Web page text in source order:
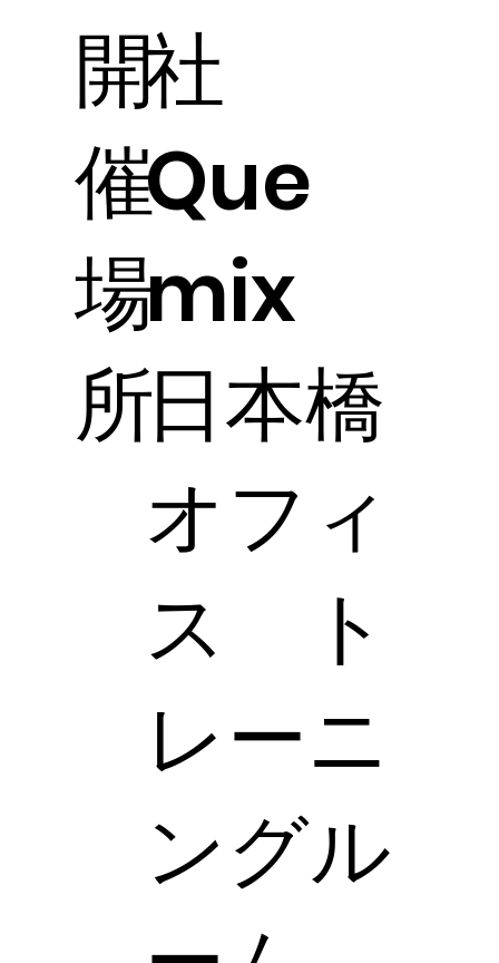
開
催
場
所
社
Que
mix
日本橋
オフィ
ス ト
レーニ
ングル